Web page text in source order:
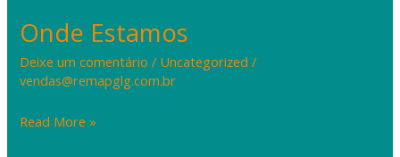
Onde Estamos
Deixe um comentário / Uncategorized /
vendas@remapglg.com.br
Onde
Read More »